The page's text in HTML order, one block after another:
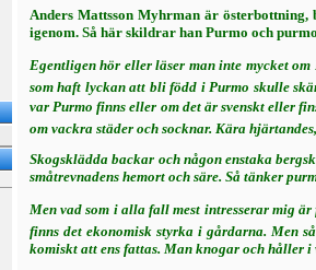
Anders Mattsson Myhrman är
igenom. Så här skildrar han Purmo och
Egentligen hör eller läser man inte mycket
som haft lyckan att bli född i Purmo skulle
var Purmo finns eller om det är svenskt eller
om vackra städer och socknar. Kära
Skogsklädda backar och någon enstaka
småtrevnadens hem­ort och säre. Så tänker
Men vad som i alla fall mest intresserar mig
finns det ekonomisk styrka i gårdarna. Men
komiskt att ens fattas. Man knogar och håller i